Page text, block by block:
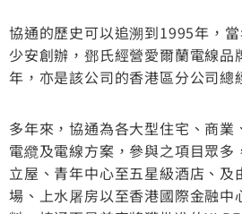
協通的歷史可以追溯到1995年，
少安創辦，鄧氏經營愛爾蘭電線品
年，亦是該公司的香港區分公司總
多年來，協通為各大型住宅、商業
電纜及電線方案，參與之項目眾多
立屋、青年中心至五星級酒店、及
場、上水屠房以至香港國際金融中